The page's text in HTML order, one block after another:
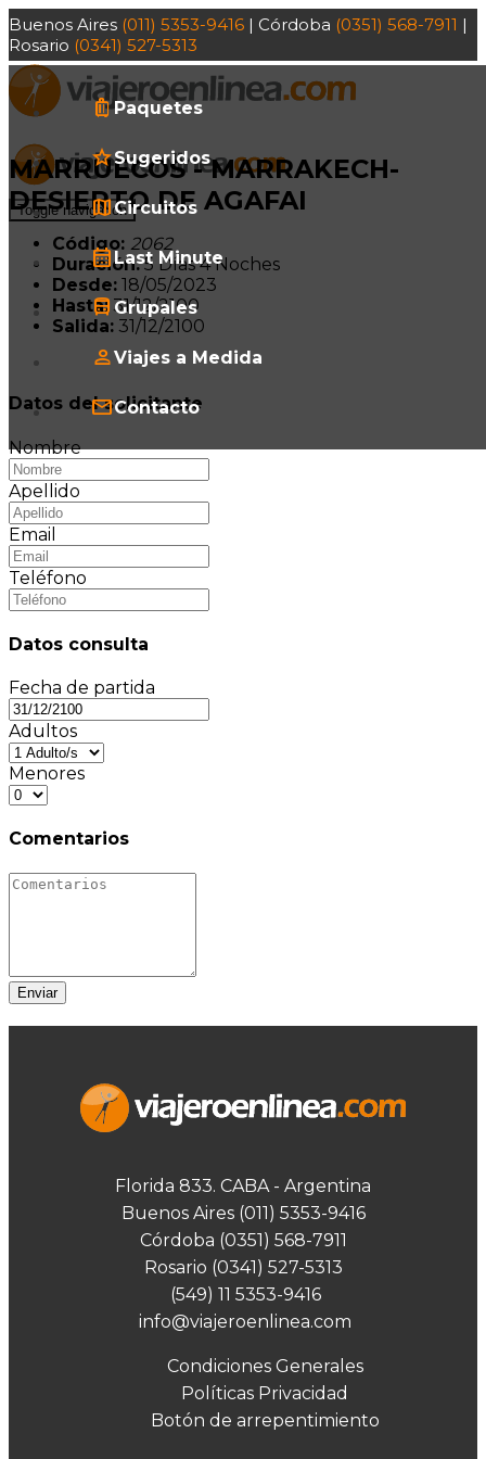
Buenos Aires (011) 5353-9416 | Córdoba (0351) 568-7911 |
Rosario (0341) 527-5313
Toggle navigation
Paquetes
Sugeridos
Circuitos
Last Minute
Grupales
Viajes a Medida
Contacto
MARRUECOS - MARRAKECH-
DESIERTO DE AGAFAI
Código: 2062
Duración:5 Días4 Noches
Desde: 18/05/2023
Hasta:31/12/2100
Salida: 31/12/2100
Datos del solicitante
Nombre
Apellido
Email
Teléfono
Datos consulta
Fecha de partida
Adultos
Menores
Comentarios
Enviar
Florida 833. CABA - Argentina
Buenos Aires (011) 5353-9416
Córdoba (0351) 568-7911
Rosario (0341) 527-5313
(549) 11 5353-9416
info@viajeroenlinea.com
Condiciones Generales
Políticas Privacidad
Botón de arrepentimiento